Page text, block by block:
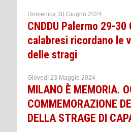
Domenica 30 Giugno 2024
CNDDU Palermo 29-
calabresi ricordano le
delle stragi
Giovedì 23 Maggio 2024
MILANO È MEMORIA.
COMMEMORAZIONE
DELLA STRAGE DI